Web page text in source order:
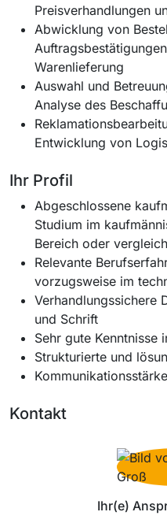
Preisverhandlungen
Abwicklung von
Warenlieferung
Auswahl und
Analyse des
Entwicklung von
Ihr Profil
Abgeschlossene
Studium im
Bereich oder
Relevante
vorzugsweise im
Verhandlungssichere
und Schrift
Sehr gute Kenntnisse
Strukturierte und
Kontakt
Ihr(e)